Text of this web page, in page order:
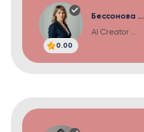
0.00
Бессонова ...
AI Creator ...